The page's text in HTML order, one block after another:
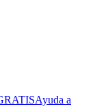
Ayuda a